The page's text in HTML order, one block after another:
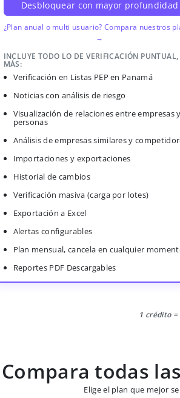
Desbloquear con mayor profundidad
¿Plan anual o multi usuario? Compara nuestros
→
INCLUYE TODO LO DE VERIFICACIÓN PUNTUAL,
MÁS:
Verificación en Listas PEP en Panamá
Noticias con análisis de riesgo
Visualización de relaciones entre empresas y
personas
Análisis de empresas similares y
Importaciones y exportaciones
Historial de cambios
Verificación masiva (carga por lotes)
Exportación a Excel
Alertas configurables
Plan mensual, cancela en cualquier
Reportes PDF Descargables
1 crédito
Compara todas
Elige el plan que mejor